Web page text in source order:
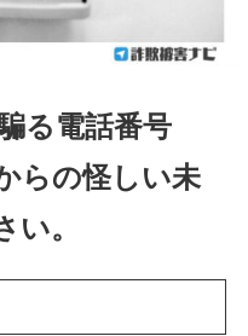
る電話番号
らの怪しい未
。